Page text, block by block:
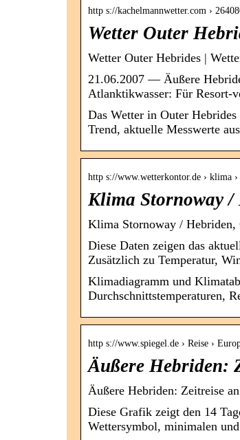
http s://kachelmannwetter.com ›
Wetter Outer
Wetter Outer Hebrides |
21.06.2007 — Äußere
Atlanktikwasser: Für Resort-
Das Wetter in Outer
Trend, aktuelle Messwerte
http s://www.wetterkontor.de › klima
Klima Stornoway
Klima Stornoway /
Diese Daten zeigen das
Zusätzlich zu Temperatur,
Klimadiagramm und
Durchschnittstemperaturen,
http s://www.spiegel.de › Reise ›
Äußere Hebriden:
Äußere Hebriden: Zeitreise
Diese Grafik zeigt den 14
Wettersymbol, minimalen